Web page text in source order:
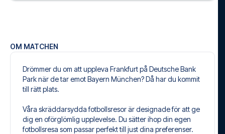
OM MATCHEN
Drömmer du om att uppleva Frankfurt på Deutsche Bank
Park när de tar emot Bayern München? Då har du kommit
till rätt plats.
Våra skräddarsydda fotbollsresor är designade för att ge
dig en oförglömlig upplevelse. Du sätter ihop din egen
fotbollsresa som passar perfekt till just dina preferenser.